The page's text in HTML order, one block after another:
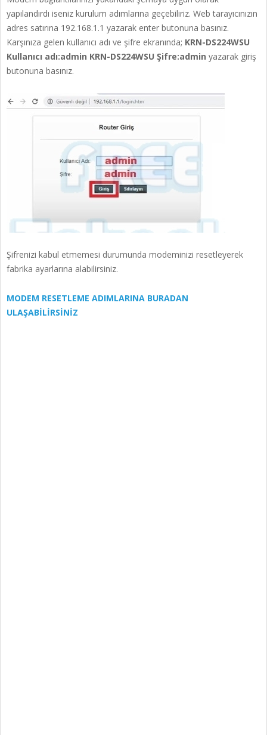
yapılandırdı iseniz kurulum adımlarına geçebiliriz. Web tarayıcınızın
adres satırına 192.168.1.1 yazarak enter butonuna basınız.
Karşınıza gelen kullanıcı adı ve şifre ekranında; KRN-DS224WSU
Kullanıcı adı:admin KRN-DS224WSU Şifre:admin yazarak giriş
butonuna basınız.
Şifrenizi kabul etmemesi durumunda modeminizi resetleyerek
fabrika ayarlarına alabilirsiniz.
MODEM RESETLEME ADIMLARINA BURADAN
ULAŞABİLİRSİNİZ